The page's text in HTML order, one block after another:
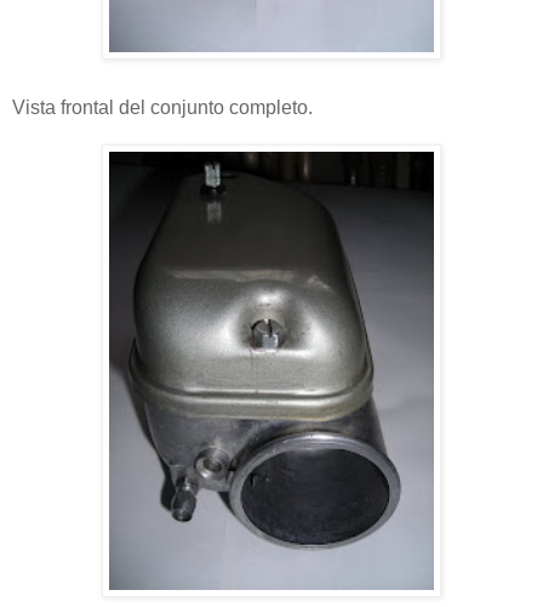
Vista frontal del conjunto completo.